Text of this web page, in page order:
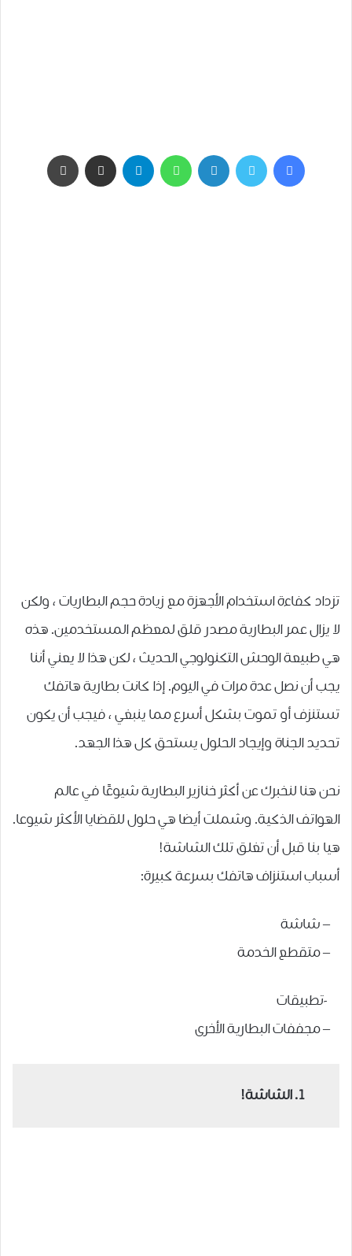
فيسبوك تويتر لينكدإن واتساب تيلقرام مشاركة عبر البريد
تزداد كفاءة استخدام الأجهزة مع زيادة حجم البطاريات ، ولكن
لا يزال عمر البطارية مصدر قلق لمعظم المستخدمين. هذه
هي طبيعة الوحش التكنولوجي الحديث ، لكن هذا لا يعني أننا
يجب أن نصل عدة مرات في اليوم. إذا كانت بطارية هاتفك
تستنزف أو تموت بشكل أسرع مما ينبغي ، فيجب أن يكون
تحديد الجناة وإيجاد الحلول يستحق كل هذا الجهد.
نحن هنا لنخبرك عن أكثر خنازير البطارية شيوعًا في عالم
الهواتف الذكية. وشملت أيضا هي حلول للقضايا الأكثر شيوعا.
هيا بنا قبل أن تغلق تلك الشاشة!
أسباب استنزاف هاتفك بسرعة كبيرة:
– شاشة
– متقطع الخدمة
-تطبيقات
– مجففات البطارية الأخرى
1. الشاشة!